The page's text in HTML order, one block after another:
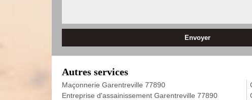
Autres services
Maçonnerie Garentreville 77890
Entreprise d'assainissement Garentreville 77890